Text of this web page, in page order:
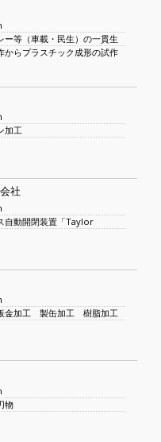
ー等（車載・民生）の一貫生
からプラスチック成形の試作
加工
社
自動開閉装置「Taylor
加工 製缶加工 樹脂加工
物